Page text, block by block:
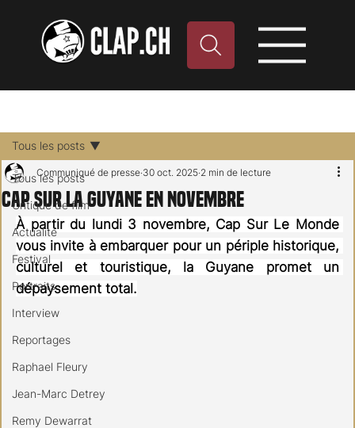
Tous les posts
Critique de film
Actualité
Festival
Portraits
Interview
Reportages
Raphael Fleury
Jean-Marc Detrey
Remy Dewarrat
Tous les posts
Cap sur la Guyane en novembre
Communiqué de presse 30 oct. 2025 2 min de lecture
À partir du lundi 3 novembre, Cap Sur Le Monde
vous invite à embarquer pour un périple historique,
culturel et touristique, la Guyane promet un
dépaysement total.